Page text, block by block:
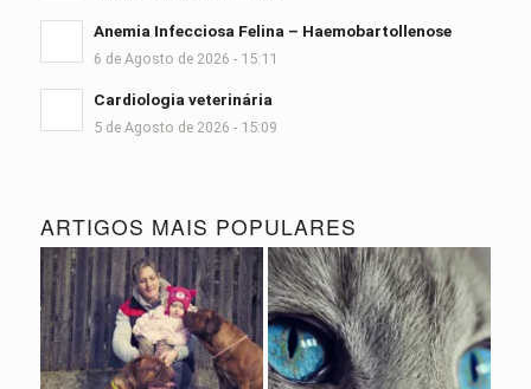
Anemia Infecciosa Felina – Haemobartollenose
6 de Agosto de 2026 - 15:11
Cardiologia veterinária
5 de Agosto de 2026 - 15:09
ARTIGOS MAIS POPULARES